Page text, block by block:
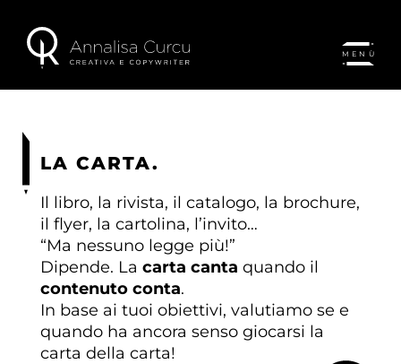
MENÙ
LA CARTA.
Il libro, la rivista, il catalogo, la brochure,
il flyer, la cartolina, l’invito…
“Ma nessuno legge più!”
Dipende. La carta canta quando il
contenuto conta.
In base ai tuoi obiettivi, valutiamo se e
quando ha ancora senso giocarsi la
carta della carta!